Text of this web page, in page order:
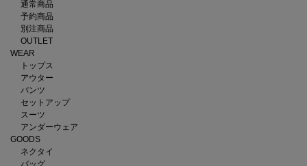
通常商品
予約商品
別注商品
OUTLET
WEAR
トップス
アウター
パンツ
セットアップ
スーツ
アンダーウェア
GOODS
ネクタイ